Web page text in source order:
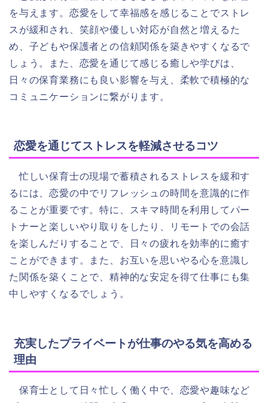
を与えます。恋愛をして幸福感を感じることでストレ
スが緩和され、笑顔や優しい対応が自然と増えるた
め、子どもや保護者との信頼関係を築きやすくなるで
しょう。また、恋愛を通じて感じる癒しや学びは、
日々の保育業務にも良い影響を与え、柔軟で積極的な
コミュニケーションに繋がります。
恋愛を通じてストレスを軽減させるコツ
忙しい保育士の現場で蓄積されるストレスを緩和す
るには、恋愛の中でリフレッシュの時間を意識的に作
ることが重要です。特に、スキマ時間を利用してパー
トナーと楽しいやり取りをしたり、リモートでの会話
を楽しんだりすることで、日々の疲れを効率的に癒す
ことができます。また、お互いを思いやる心を意識し
た関係を築くことで、精神的な安定を得て仕事にも集
中しやすくなるでしょう。
充実したプライベートが仕事のやる気を高める
理由
保育士として日々忙しく働く中で、恋愛や趣味など